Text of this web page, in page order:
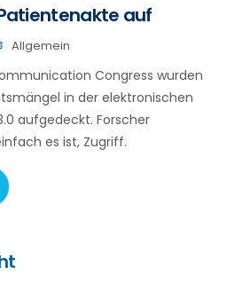
auf
Allgemein
Congress wurden
in der elektronischen
aufgedeckt. Forscher
es ist, Zugriff.